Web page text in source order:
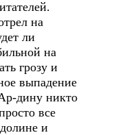
на
ли
на
грозу и
выпадение
дину никто
все
и